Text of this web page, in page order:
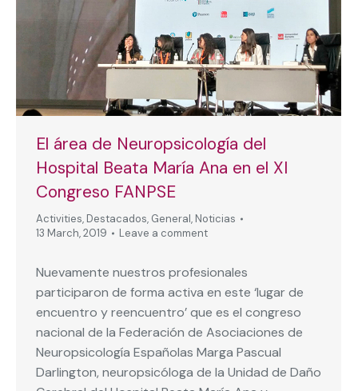
El área de Neuropsicología del
Hospital Beata María Ana en el XI
Congreso FANPSE
Activities, Destacados, General, Noticias
13 March, 2019
Leave a comment
Nuevamente nuestros profesionales
participaron de forma activa en este ‘lugar de
encuentro y reencuentro’ que es el congreso
nacional de la Federación de Asociaciones de
Neuropsicología Españolas Marga Pascual
Darlington, neuropsicóloga de la Unidad de Daño